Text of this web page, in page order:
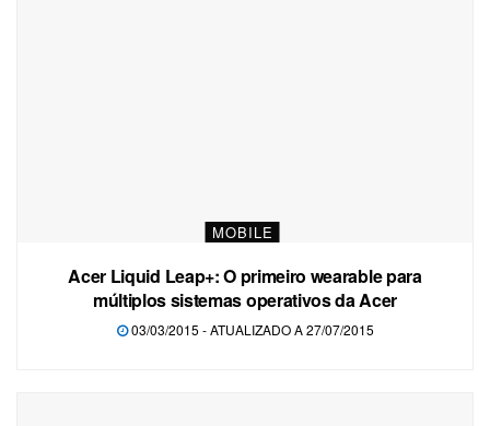
MOBILE
Acer Liquid Leap+: O primeiro wearable para
múltiplos sistemas operativos da Acer
03/03/2015 - ATUALIZADO A 27/07/2015